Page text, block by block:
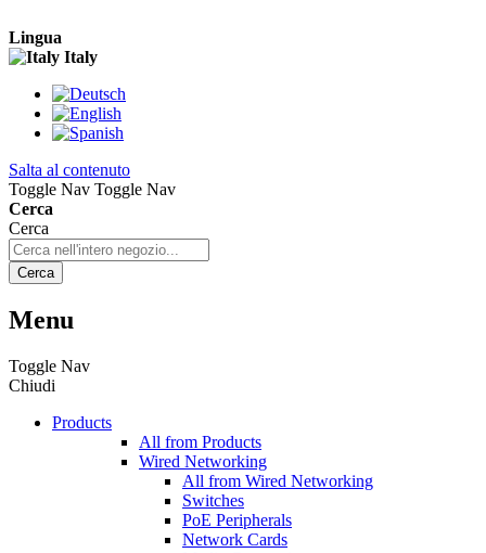
Lingua
Italy
Salta al contenuto
Toggle Nav Toggle Nav
Cerca
Cerca
Cerca
Menu
Toggle Nav
Chiudi
Products
All from Products
Wired Networking
All from Wired Networking
Switches
PoE Peripherals
Network Cards